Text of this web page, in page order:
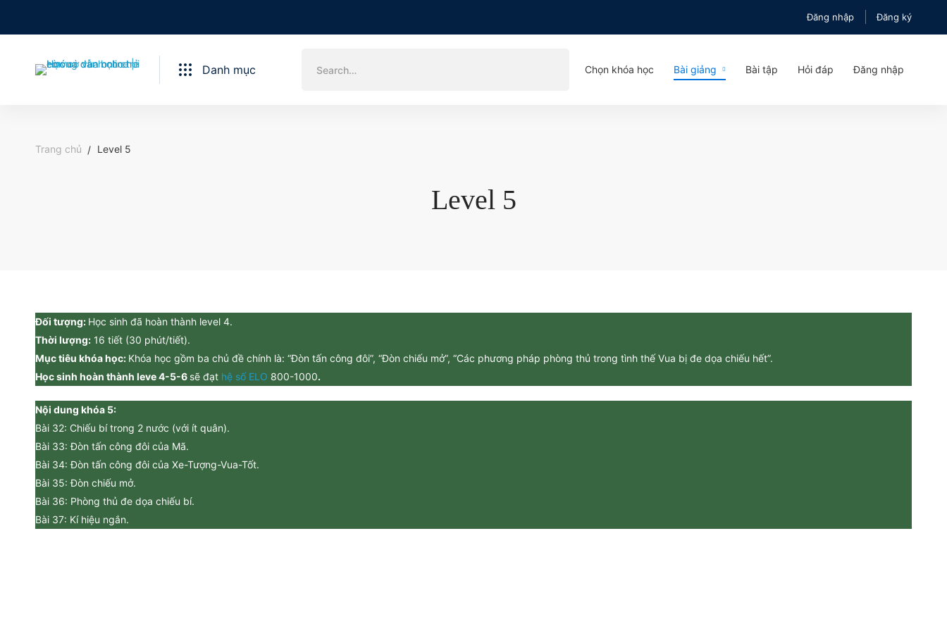
Đăng nhập Đăng ký
Danh mục Chọn khóa học Bài giảng Bài tập Hỏi đáp Đăng nhập
Trang chủ Level 5
Level 5
Đối tượng: Học sinh đã hoàn thành level 4.
Thời lượng: 16 tiết (30 phút/tiết).
Mục tiêu khóa học: Khóa học gồm ba chủ đề chính là: “Đòn tấn công đôi”, “Đòn chiếu mở”, “Các phương pháp phòng thủ trong tình thế Vua bị đe dọa chiếu hết”.
Học sinh hoàn thành leve 4-5-6 sẽ đạt hệ số ELO 800-1000.
Nội dung khóa 5:
Bài 32: Chiếu bí trong 2 nước (với ít quân).
Bài 33: Đòn tấn công đôi của Mã.
Bài 34: Đòn tấn công đôi của Xe-Tượng-Vua-Tốt.
Bài 35: Đòn chiếu mở.
Bài 36: Phòng thủ đe dọa chiếu bí.
Bài 37: Kí hiệu ngắn.